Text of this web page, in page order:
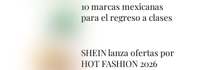
10 marcas mexicanas
para el regreso a clases
SHEIN lanza ofertas por
HOT FASHION 2026